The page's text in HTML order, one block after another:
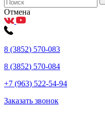
Отмена
8 (3852) 570-083
8 (3852) 570-084
+7 (963) 522-54-94
Заказать звонок